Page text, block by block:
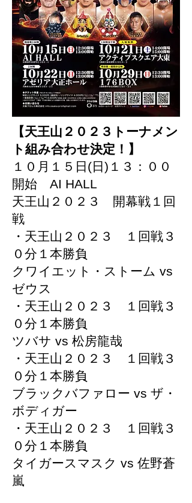
【天王山２０２３トーナメン
ト組み合わせ決定！】
１０月１５日(日)１３：００
開始 AI HALL
天王山２０２３ 開幕戦１回
戦
・天王山２０２３ １回戦３
０分１本勝負
クワイエット・ストーム vs
ゼウス
・天王山２０２３ １回戦３
０分１本勝負
ツバサ vs 松房龍哉
・天王山２０２３ １回戦３
０分１本勝負
ブラックバファロー vs ザ・
ボディガー
・天王山２０２３ １回戦３
０分１本勝負
タイガースマスク vs 佐野蒼
嵐